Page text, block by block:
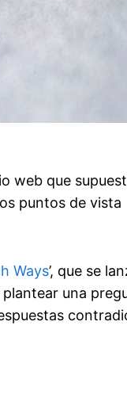
web que
puntos de vista
Ways’, que se
una